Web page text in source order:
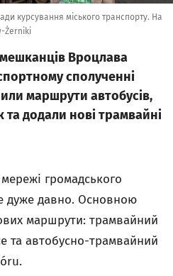
курсування міського транспорту. На
Żerniki
Вроцлава
сполученні
маршрути автобусів,
та додали нові трамвайні
громадського
дуже давно. Основною
маршрути: трамвайний
та автобусно-трамвайний